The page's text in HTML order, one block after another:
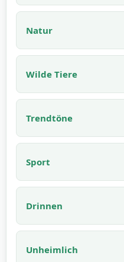
Natur
Wilde Tiere
Trendtöne
Sport
Drinnen
Unheimlich